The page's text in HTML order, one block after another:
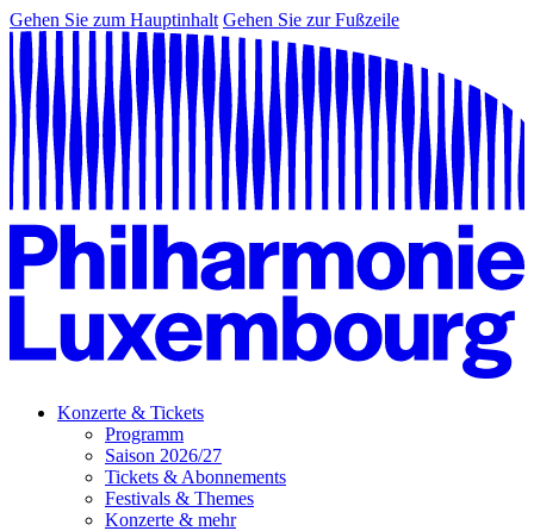
Gehen Sie zum Hauptinhalt Gehen Sie zur Fußzeile
Konzerte & Tickets
Programm
Saison 2026/27
Tickets & Abonnements
Festivals & Themes
Konzerte & mehr